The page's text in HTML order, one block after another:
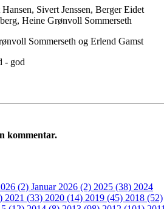
Sivert Jenssen, Berger Eidet
Heine Grønvoll Sommerseth
Sommerseth og Erlend Gamst
- god
kommentar.
(2) Januar 2026 (2) 2025 (38) 2024
2021 (33) 2020 (14) 2019 (45) 2018 (52)